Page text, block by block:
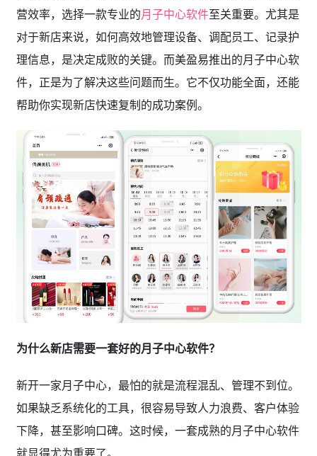
营效率，选择一款专业的月子中心软件至关重要。尤其是
对于新店来说，如何高效地管理设备、调配员工、记录护
理信息，是决定成败的关键。而美盈易推出的月子中心软
件，正是为了解决这些问题而生。它不仅功能全面，还能
帮助你实现新店快速复制的成功案例。
为什么新店需要一套好的月子中心软件？
新开一家月子中心，最怕的就是流程混乱、管理不到位。
如果缺乏系统化的工具，很容易导致人力浪费、客户体验
下降，甚至影响口碑。这时候，一套成熟的月子中心软件
就显得尤为重要了。